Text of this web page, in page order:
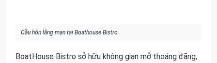
Cầu hôn lãng mạn tại Boathouse Bistro
BoatHouse Bistro sở hữu không gian mở thoáng đãng,